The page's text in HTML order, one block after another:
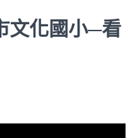
文化國小─看